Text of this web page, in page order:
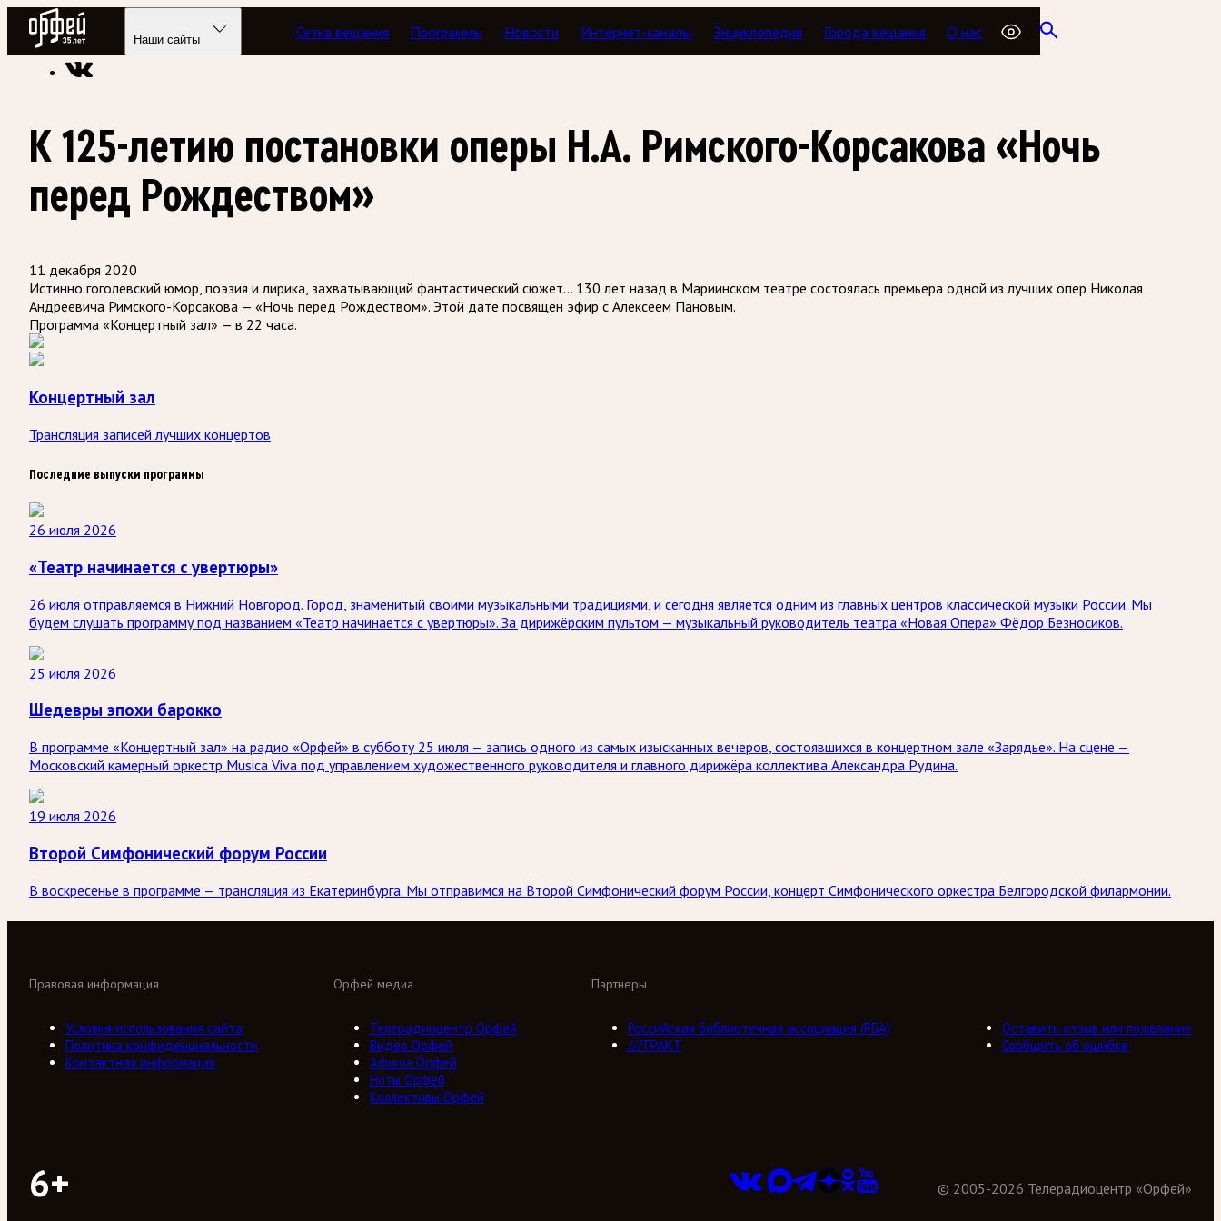
Радио Орфей
Наши сайты Сетка вещания Программы Новости Интернет-каналы Энциклопедия Города вещания О нас
Радио классической музыки «Орфей» Программы в эфире Концертный зал
К 125-летию постановки оперы Н.А. Римского-Корсакова «Ночь
перед Рождеством»
11 декабря 2020
Истинно гоголевский юмор, поэзия и лирика, захватывающий фантастический сюжет… 130 лет назад в Мариинском театре состоялась премьера одной из лучших опер Николая
Андреевича Римского-Корсакова — «Ночь перед Рождеством». Этой дате посвящен эфир с Алексеем Пановым.
Программа «Концертный зал» — в 22 часа.
Концертный зал
Трансляция записей лучших концертов
Последние выпуски программы
26 июля 2026
«Театр начинается с увертюры»
26 июля отправляемся в Нижний Новгород. Город, знаменитый своими музыкальными традициями, и сегодня является одним из главных центров классической музыки России. Мы
будем слушать программу под названием «Театр начинается с увертюры». За дирижёрским пультом — музыкальный руководитель театра «Новая Опера» Фёдор Безносиков.
25 июля 2026
Шедевры эпохи барокко
В программе «Концертный зал» на радио «Орфей» в субботу 25 июля — запись одного из самых изысканных вечеров, состоявшихся в концертном зале «Зарядье». На сцене —
Московский камерный оркестр Musica Viva под управлением художественного руководителя и главного дирижёра коллектива Александра Рудина.
19 июля 2026
Второй Симфонический форум России
В воскресенье в программе — трансляция из Екатеринбурга. Мы отправимся на Второй Симфонический форум России, концерт Симфонического оркестра Белгородской филармонии.
Орфей медиа
Телерадиоцентр Орфей
Видео Орфей
Афиша Орфей
Ноты Орфей
Коллективы Орфей
Партнеры
Российская библиотечная ассоциация (РБА)
///ТРАКТ
Правовая информация
Условия использования сайта
Политика конфиденциальности
Контактная информация
Оставить отзыв или пожелание
Сообщить об ошибке
6+ © 2005-2026 Телерадиоцентр «Орфей»